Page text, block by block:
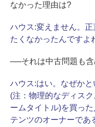
なかった理由は?
ハウス:変えません。
たくなかったんですよ
──それは中古問題も含
ハウス:はい。なぜか
(注：物理的なディス
ームタイトル)を買っ
テンツのオーナーであ